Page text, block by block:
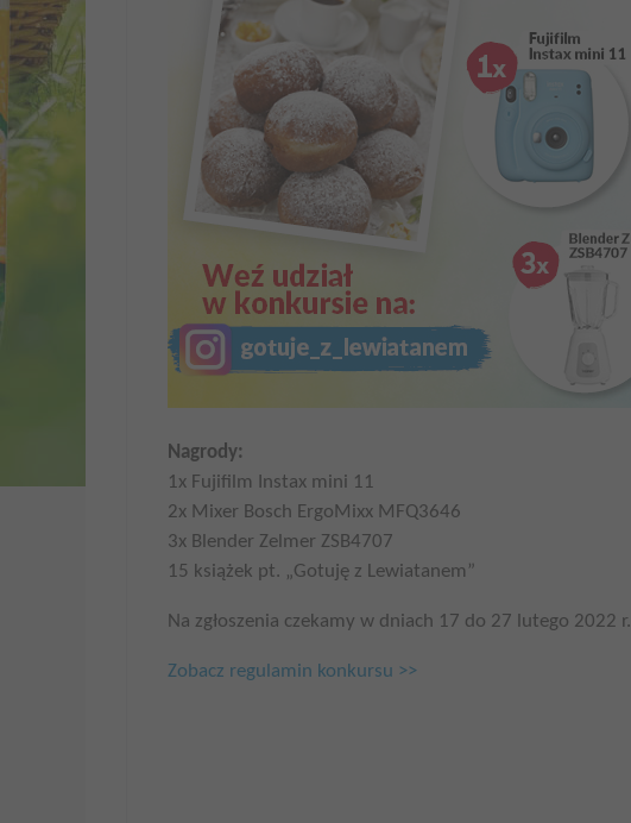
Nagrody:
1x Fujifilm Instax mini 11
2x Mixer Bosch ErgoMixx MFQ3646
3x Blender Zelmer ZSB4707
15 książek pt. „Gotuję z Lewiatanem”
Na zgłoszenia czekamy w dniach 17 do 27 lutego 2022 r.
Zobacz regulamin konkursu >>